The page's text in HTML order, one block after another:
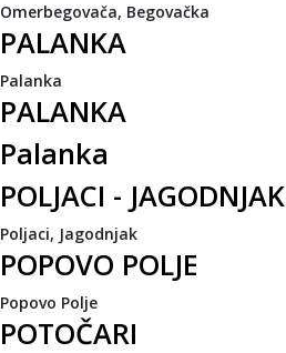
Omerbegovača, Begovačka
PALANKA
Palanka
PALANKA
Palanka
POLJACI - JAGODNJAK
Poljaci, Jagodnjak
POPOVO POLJE
Popovo Polje
POTOČARI